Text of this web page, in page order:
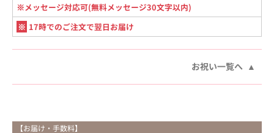
※メッセージ対応可(無料メッセージ30文字以内)
※ 17時でのご注文で翌日お届け
お祝い一覧へ
【お届け・手数料】